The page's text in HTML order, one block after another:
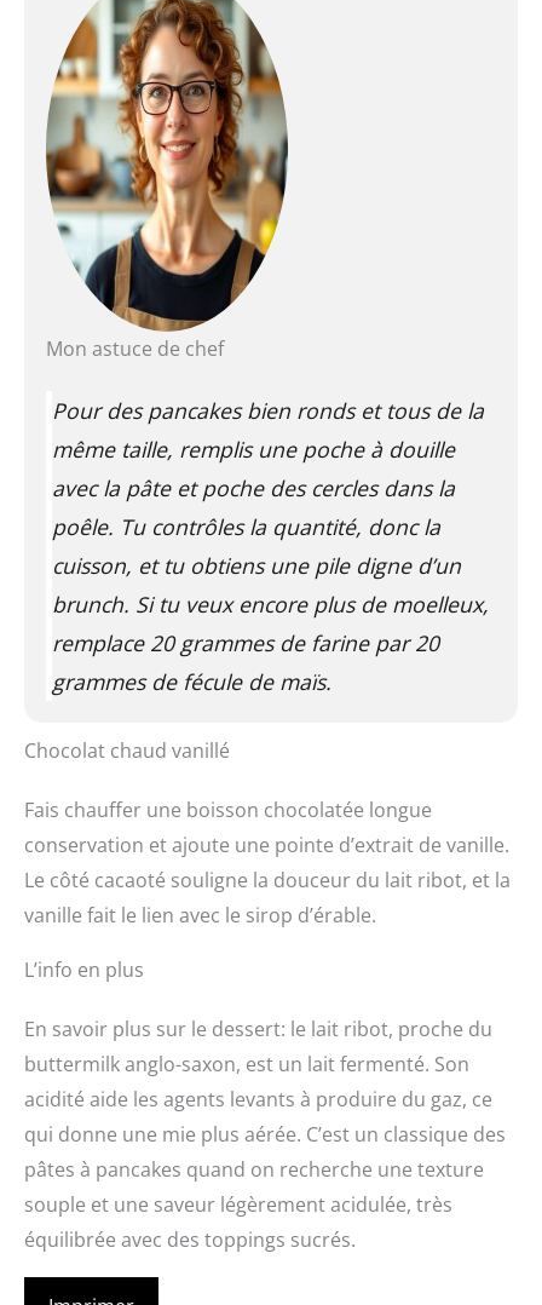
Mon astuce de chef
Pour des pancakes bien ronds et tous de la
même taille, remplis une poche à douille
avec la pâte et poche des cercles dans la
poêle. Tu contrôles la quantité, donc la
cuisson, et tu obtiens une pile digne d’un
brunch. Si tu veux encore plus de moelleux,
remplace 20 grammes de farine par 20
grammes de fécule de maïs.
Chocolat chaud vanillé
Fais chauffer une boisson chocolatée longue
conservation et ajoute une pointe d’extrait de vanille.
Le côté cacaoté souligne la douceur du lait ribot, et la
vanille fait le lien avec le sirop d’érable.
L’info en plus
En savoir plus sur le dessert: le lait ribot, proche du
buttermilk anglo-saxon, est un lait fermenté. Son
acidité aide les agents levants à produire du gaz, ce
qui donne une mie plus aérée. C’est un classique des
pâtes à pancakes quand on recherche une texture
souple et une saveur légèrement acidulée, très
équilibrée avec des toppings sucrés.